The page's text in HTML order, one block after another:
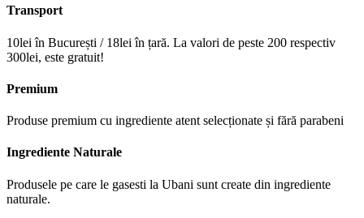
Transport
10lei în București / 18lei în țară. La valori de peste 200 respectiv
300lei, este gratuit!
Premium
Produse premium cu ingrediente atent selecționate și fără parabeni
Ingrediente Naturale
Produsele pe care le gasesti la Ubani sunt create din ingrediente
naturale.​